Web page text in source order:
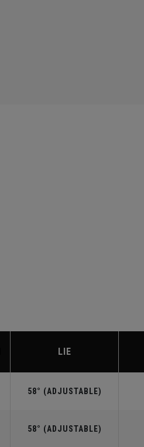
LIE
58° (ADJUSTABLE)
58° (ADJUSTABLE)